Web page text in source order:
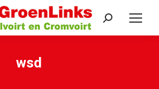
Search:
wsd